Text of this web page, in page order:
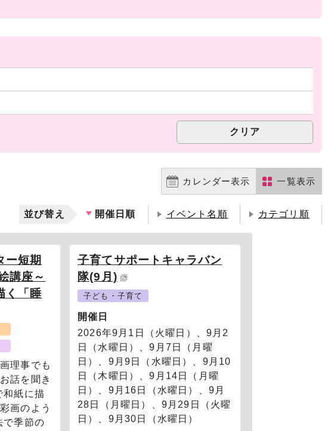
カレンダー表示 一覧表示
並び替え 開催日順 イベント名順 カテゴリ順
ー短期
講座～
く「睡
理事でも
話を聞き
和紙に描
画のよう
で季節の
子育てサポートキャラバン
隊(9月)
子ども・子育て
開催日
2026年9月1日（火曜日）
、9月2
日（水曜日）
、9月7日（月曜
日）
、9月9日（水曜日）
、9月10
日（木曜日）
、9月14日（月曜
日）
、9月16日（水曜日）
、9月
28日（月曜日）
、9月29日（火曜
日）
、9月30日（水曜日）